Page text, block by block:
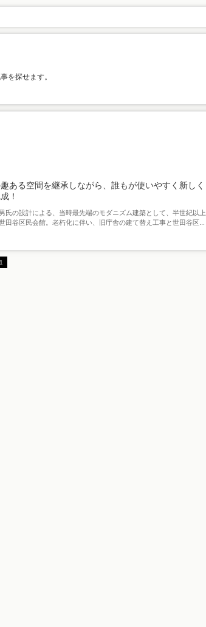
を探せます。
ある空間を継承しながら、誰もが使いやすく新しく
！
氏の設計による、当時最先端のモダニズム建築として、半世紀以上
田谷区民会館。老朽化に伴い、旧庁舎の建て替え工事と世田谷区...
1